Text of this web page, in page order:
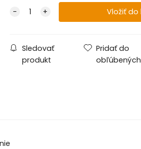
Sledovať
produkt
Pridať do
obľúbených